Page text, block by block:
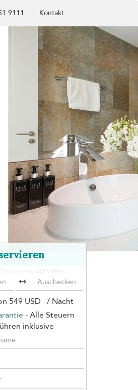
9111 Kontakt
(33 Villen)
549 USD / Nacht
- Alle Steuern
inklusive